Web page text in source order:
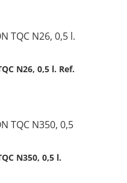
N26, 0,5 l. Ref.
N350, 0,5 l.